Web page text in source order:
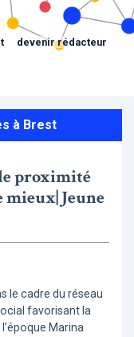
devenir rédacteur
à Brest
proximité
Jeune
le cadre du réseau
favorisant la
Marina